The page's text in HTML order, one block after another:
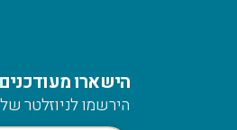
הישארו
הירשמו לניוזלטר